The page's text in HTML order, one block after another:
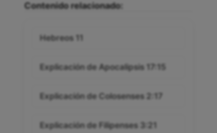
Contenido relacionado:
Hebreos 11
Explicación de Apocalipsis 17:15
Explicación de Colosenses 2:17
Explicación de Filipenses 3:21